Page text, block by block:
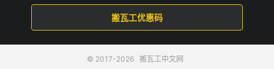
搬瓦工优惠码
© 2017-2026 搬瓦工中文网